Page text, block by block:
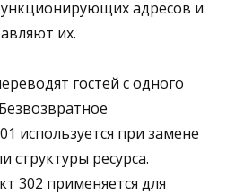
адресов и
их.
гостей с одного
используется при замене
структуры ресурса.
302 применяется для